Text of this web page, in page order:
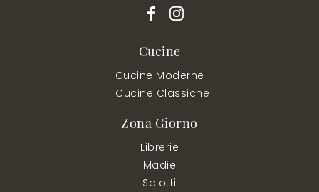
Cucine
Cucine Moderne
Cucine Classiche
Zona Giorno
Librerie
Madie
Salotti